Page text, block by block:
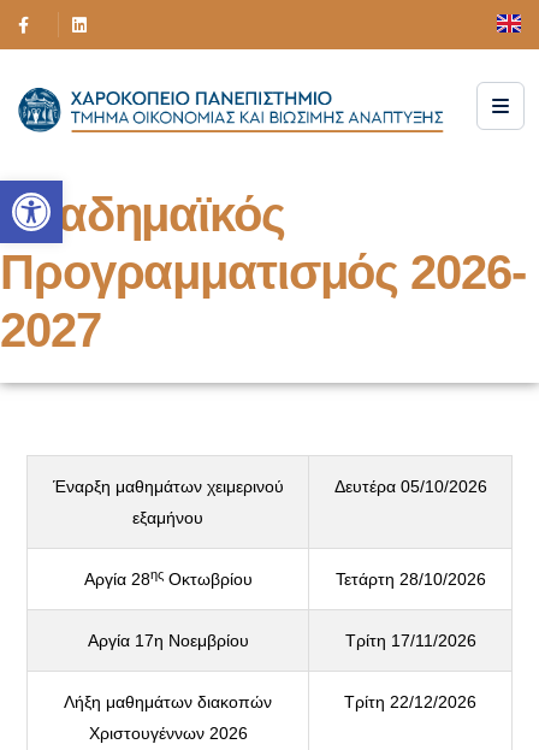
Ανοίξτε τη γραμμή εργαλείων
Ακαδημαϊκός
Προγραμματισμός 2026-
2027
Έναρξη μαθημάτων χειμερινού
εξαμήνου
Δευτέρα 05/10/2026
Αργία 28ηςΟκτωβρίου Τετάρτη 28/10/2026
Αργία 17η Νοεμβρίου Τρίτη 17/11/2026
Λήξη μαθημάτων διακοπών
Χριστουγέννων 2026
Τρίτη 22/12/2026